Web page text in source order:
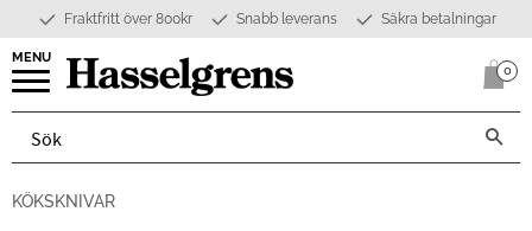
Meny
Fraktfritt över 800kr Snabb leverans Säkra betalningar
0
KÖKSKNIVAR